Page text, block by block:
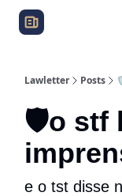
Lawletter Posts
🛡️o stf
e o tst disse